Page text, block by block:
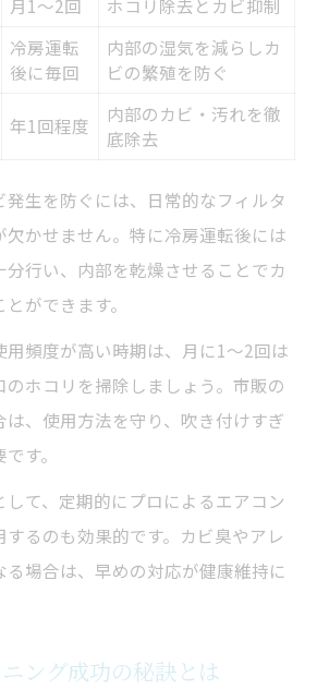
月1〜2回 ホコリ除去とカビ抑制
冷房運転
後に毎回
内部の湿気を減らしカ
ビの繁殖を防ぐ
年1回程度
内部のカビ・汚れを徹
底除去
生を防ぐには、日常的なフィルタ
欠かせません。特に冷房運転後には
分行い、内部を乾燥させることでカ
ができます。
用頻度が高い時期は、月に1〜2回は
のホコリを掃除しましょう。市販の
は、使用方法を守り、吹き付けすぎ
す。
て、定期的にプロによるエアコン
るのも効果的です。カビ臭やアレ
る場合は、早めの対応が健康維持に
ング成功の秘訣とは